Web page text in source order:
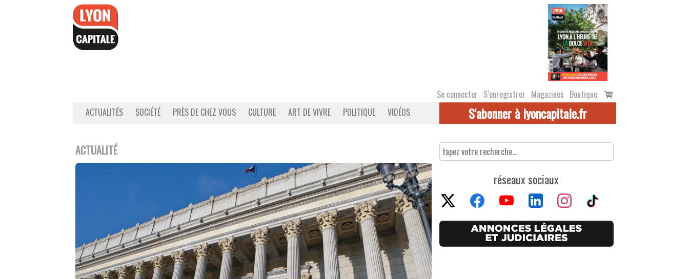
Se connecter S’enregistrer Magazines Boutique
Voir
le
ACTUALITÉS SOCIÉTÉ PRÈS DE CHEZ VOUS CULTURE ART DE VIVRE POLITIQUE VIDÉOS S'abonner à lyoncapitale.fr
ACTUALITÉ
réseaux sociaux